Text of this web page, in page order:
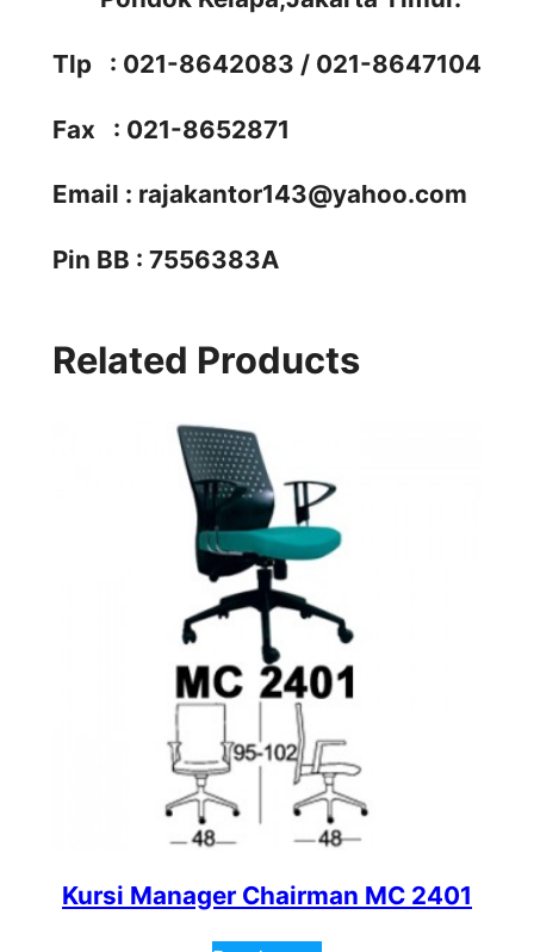
Tlp : 021-8642083 / 021-8647104
Fax : 021-8652871
Email : rajakantor143@yahoo.com
Pin BB : 7556383A
Related Products
Kursi Manager Chairman MC 2401